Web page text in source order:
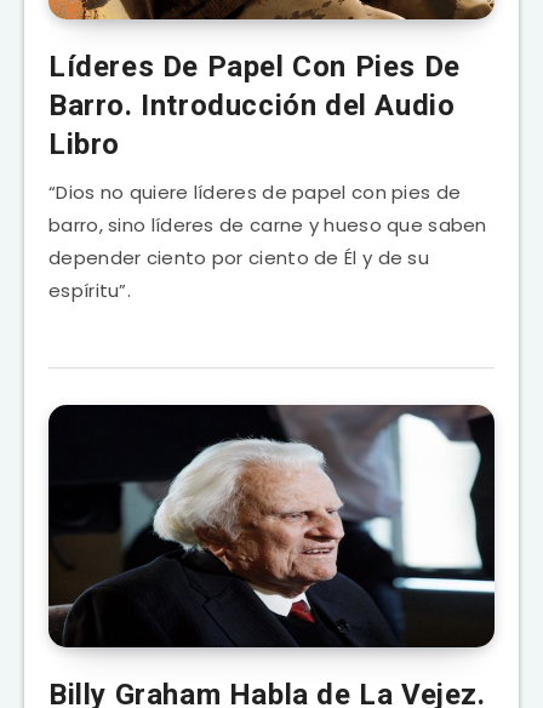
Líderes De Papel Con Pies De
Barro. Introducción del Audio
Libro
“Dios no quiere líderes de papel con pies de
barro, sino líderes de carne y hueso que saben
depender ciento por ciento de Él y de su
espíritu”.
Billy Graham Habla de La Vejez.